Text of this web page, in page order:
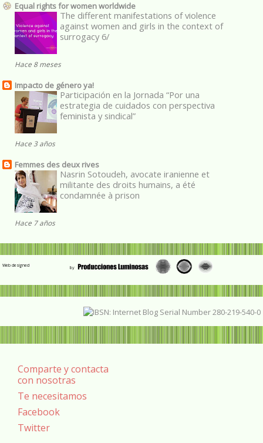
Equal rights for women worldwide
The different manifestations of violence
against women and girls in the context of
surrogacy 6/
Hace 8 meses
Impacto de género ya!
Participación en la Jornada “Por una
estrategia de cuidados con perspectiva
feminista y sindical”
Hace 3 años
Femmes des deux rives
Nasrin Sotoudeh, avocate iranienne et
militante des droits humains, a été
condamnée à prison
Hace 7 años
Web designed
Comparte y contacta
con nosotras
Te necesitamos
Facebook
Twitter